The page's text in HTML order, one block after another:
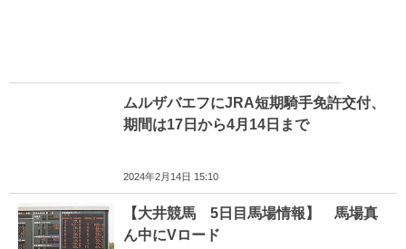
ムルザバエフにJRA短期騎手免許交付、
期間は17日から4月14日まで
2024年2月14日 15:10
【大井競馬 5日目馬場情報】 馬場真
ん中にVロード